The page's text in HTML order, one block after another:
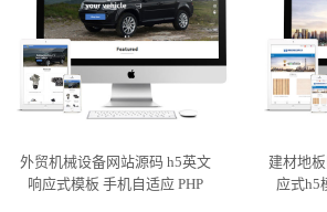
外贸机械设备网站源码 h5英文
响应式模板 手机自适应 PHP
建材地
应式h5